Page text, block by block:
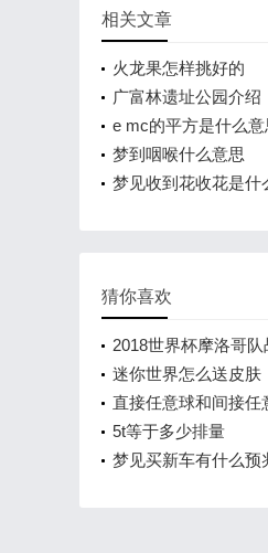
相关文章
火龙果怎样挑好的
广富林遗址公园介绍
e mc的平方是什么意
梦到咽喉什么意思
梦见收到花收花是什
猜你喜欢
2018世界杯摩洛哥队
迷你世界怎么送皮肤
直接任意球和间接任
有区别没咯？）
5t等于多少排量
梦见买新车有什么预